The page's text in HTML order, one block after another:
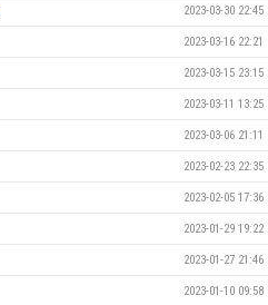
2023-03-30 22:45
2023-03-16 22:21
2023-03-15 23:15
2023-03-11 13:25
2023-03-06 21:11
2023-02-23 22:35
2023-02-05 17:36
2023-01-29 19:22
2023-01-27 21:46
2023-01-10 09:58